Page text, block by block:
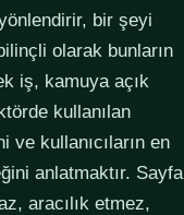
bir şeyi
olarak bunların
iş, kamuya açık
kullanılan
kullanıcıların en
anlatmaktır. Sayfa
aracılık etmez,